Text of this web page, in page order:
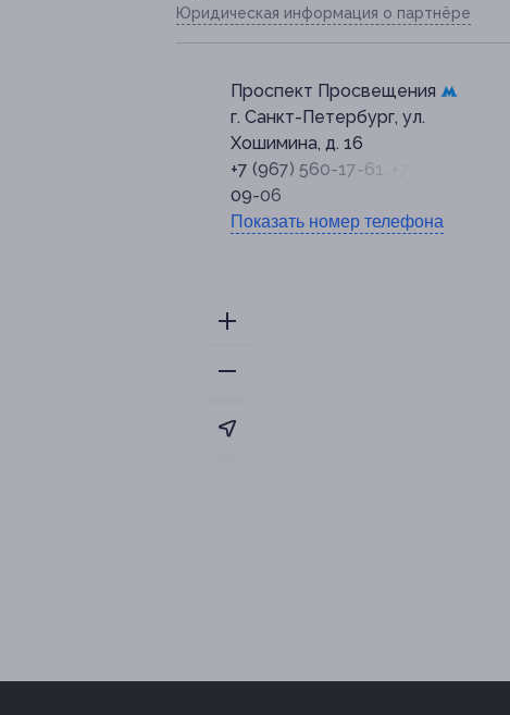
Юридическая информация о партнёре
Проспект Просвещения
г. Санкт-Петербург, ул.
Хошимина, д. 16
+7 (967) 560-17-61, +7 (931) 585-
09-06
Показать номер телефона